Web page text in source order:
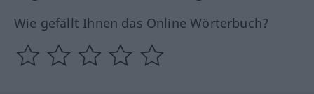
Wie gefällt Ihnen das Online Wörterbuch?